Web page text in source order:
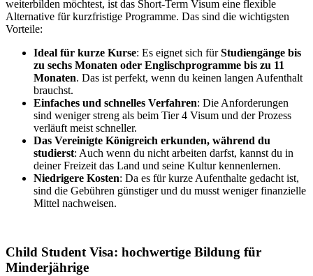
weiterbilden möchtest, ist das Short-Term Visum eine flexible
Alternative für kurzfristige Programme. Das sind die wichtigsten
Vorteile:
Ideal für kurze Kurse: Es eignet sich fürStudiengänge bis
zu sechs Monaten oder Englischprogramme bis zu 11
Monaten. Das ist perfekt, wenn du keinen langen Aufenthalt
brauchst.
Einfaches und schnelles Verfahren: Die Anforderungen
sind weniger streng als beim Tier 4 Visum und der Prozess
verläuft meist schneller.
Das Vereinigte Königreich erkunden, während du
studierst: Auch wenn du nicht arbeiten darfst, kannst du in
deiner Freizeit das Land und seine Kultur kennenlernen.
Niedrigere Kosten: Da es für kurze Aufenthalte gedacht ist,
sind die Gebühren günstiger und du musst weniger finanzielle
Mittel nachweisen.
Child Student Visa: hochwertige Bildung für
Minderjährige